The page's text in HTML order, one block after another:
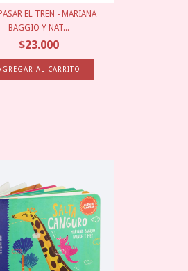
EL TREN - MARIANA
BAGGIO Y NAT...
$23.000